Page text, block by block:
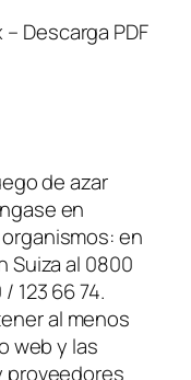
Descarga PDF
de azar
en
en
Suiza al 0800
123 66 74.
al menos
web y las
proveedores